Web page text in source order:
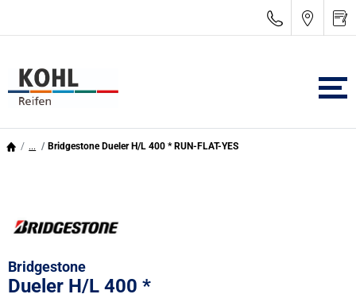
... Bridgestone Dueler H/L 400 * RUN-FLAT-YES
Bridgestone
Dueler H/L 400 *